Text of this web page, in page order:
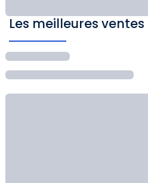
Les meilleures ventes